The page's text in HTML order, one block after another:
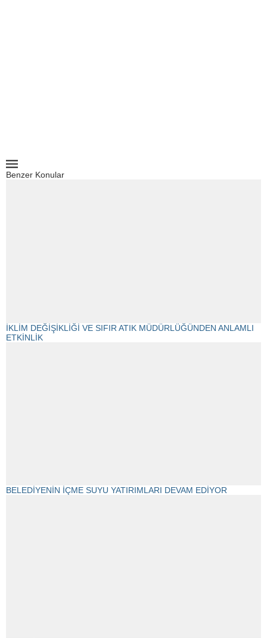
Benzer Konular
İKLİM DEĞİŞİKLİĞİ VE SIFIR ATIK MÜDÜRLÜĞÜNDEN ANLAMLI
ETKİNLİK
BELEDİYENİN İÇME SUYU YATIRIMLARI DEVAM EDİYOR